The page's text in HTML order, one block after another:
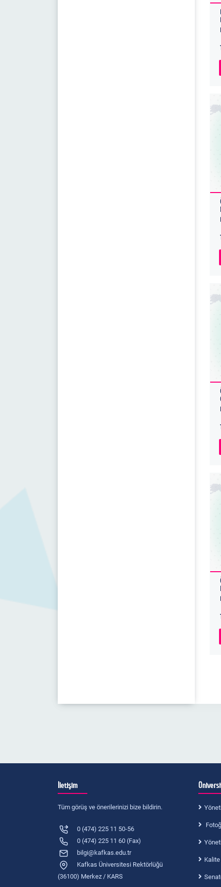
İletişim
Tüm görüş ve önerilerinizi bize bildirin.
0 (474) 225 11 50-56
0 (474) 225 11 60 (Fax)
bilgi@kafkas.edu.tr
Kafkas Üniversitesi Rektörlüğü
(36100) Merkez / KARS